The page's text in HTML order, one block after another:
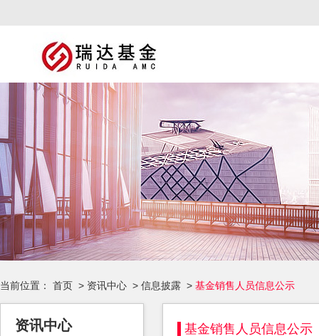
当前位置： 首页 > 资讯中心 > 信息披露 > 基金销售人员信息公示
资讯中心 基金销售人员信息公示